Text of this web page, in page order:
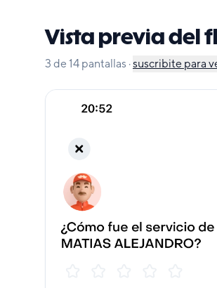
Vista previa del
3 de 14 pantallas ·suscribite para